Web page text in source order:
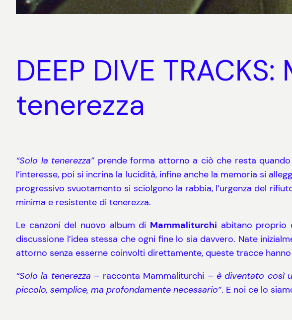
DEEP DIVE
tenerezza
“Solo la tenerezza”prende forma attorno a ciò che resta quando
l’interesse, poi si incrina la lucidità, infine anche la memoria si
progressivo svuotamento si sciolgono la rabbia, l’urgenza del
minima e resistente di tenerezza.
Le canzoni del nuovo album di Mammaliturchi abitano proprio
discussione l’idea stessa che ogni fine lo sia davvero. Nate
attorno senza esserne coinvolti direttamente, queste tracce
“Solo la tenerezza – racconta Mammaliturchi – è diventato così
piccolo, semplice, ma profondamente necessario”. E noi ce lo